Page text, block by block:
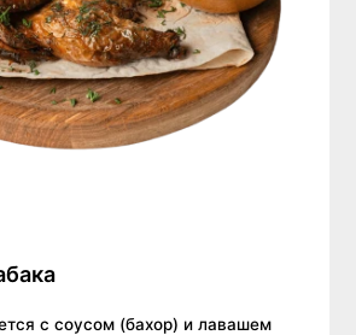
с соусом (бахор) и лавашем